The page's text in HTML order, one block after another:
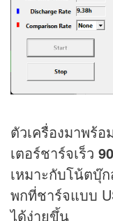
ตัวเครื่องมาพร้อ
เตอร์ชาร์จเร็ว
เหมาะกับโน้ตบุ๊
พกที่ชาร์จแบบ
ได้ง่ายขึ้น